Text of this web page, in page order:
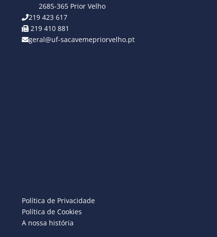
2685-365 Prior Velho
219 423 617
219 410 881
geral@uf-sacavemepriorvelho.pt
Política de Privacidade
Política de Cookies
A nossa história